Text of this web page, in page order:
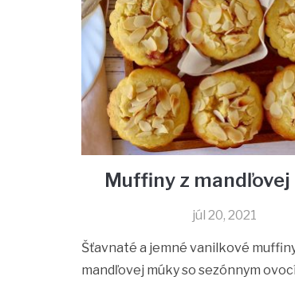
Muffiny z mandľovej
júl 20, 2021
Šťavnaté a jemné vanilkové
mandľovej múky so sezónnym